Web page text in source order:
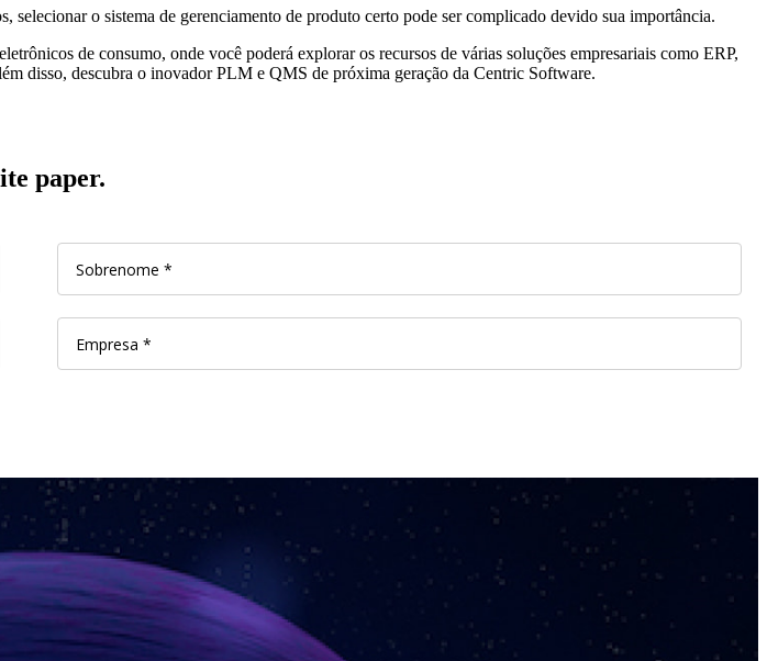
o sistema de gerenciamento de produto certo pode ser complicado devido sua importância.
de consumo, onde você poderá explorar os recursos de várias soluções empresariais como ERP,
disso, descubra o inovador PLM e QMS de próxima geração da Centric Software.
paper.